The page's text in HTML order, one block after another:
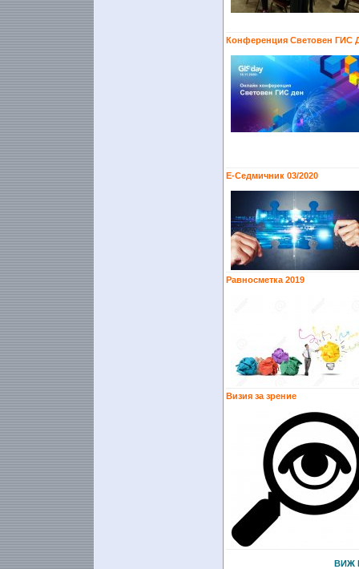
Конференция Световен ГИС
Е-Седмичник 03/2020
Равносметка 2019
Визия за зрение
ВИЖ